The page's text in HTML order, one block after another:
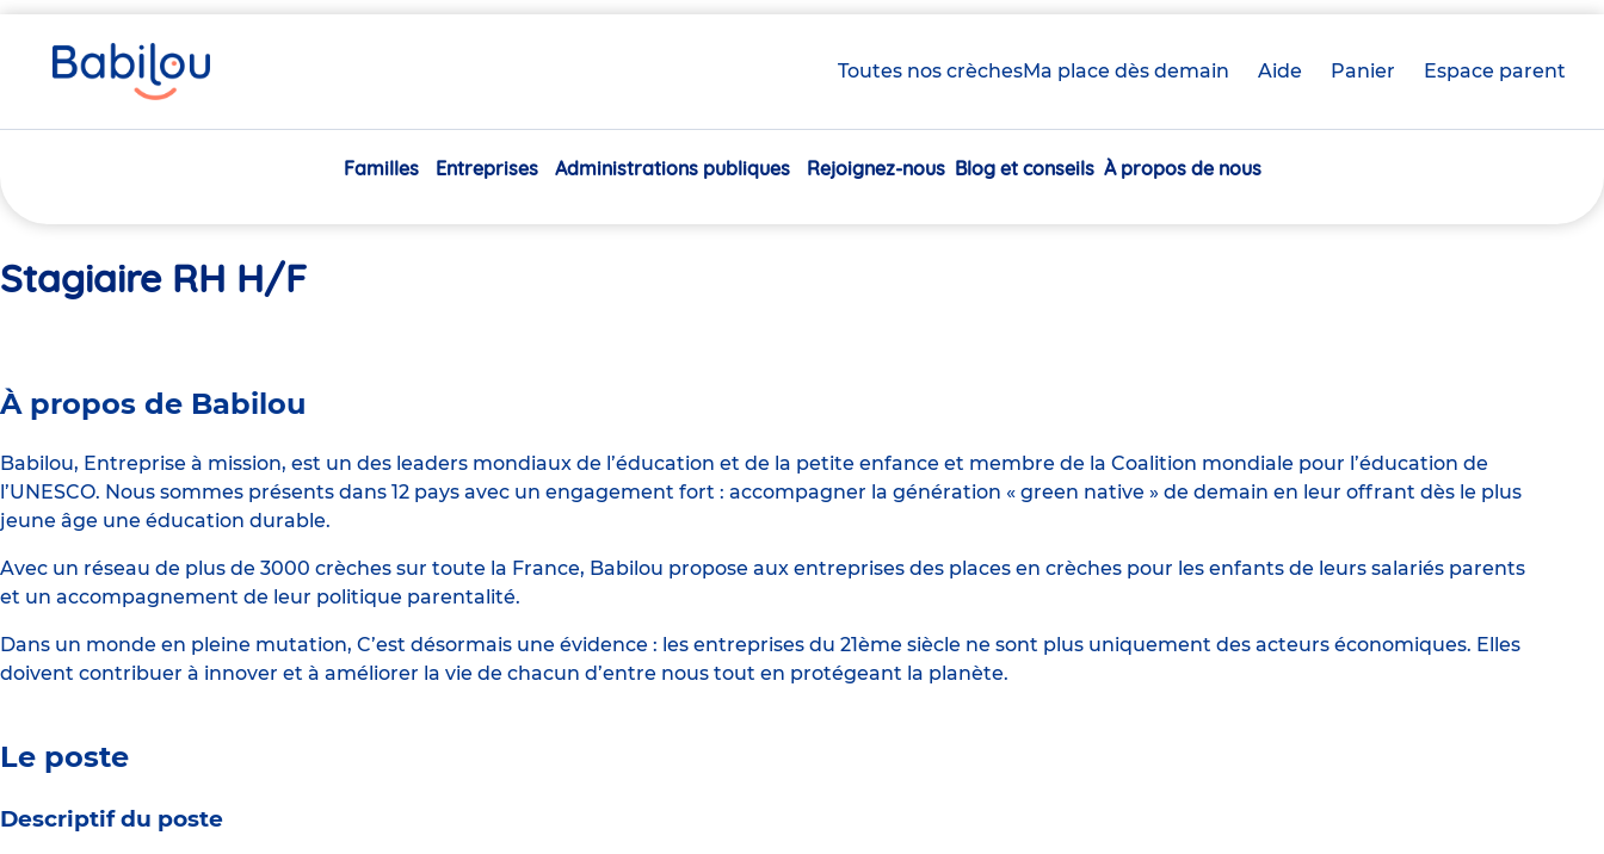
Toutes nos crèchesMa place dès demain Aide Panier crèche(s)
Espace parent
Navigation
Familles Entreprises Administrations publiques Rejoignez-nous Blog et conseils À propos de nous
êtes
ici
Stagiaire RH H/F
À propos de Babilou
Babilou, Entreprise à mission, est un des leaders mondiaux de l’éducation et de la petite enfance et membre de la Coalition mondiale pour l’éducation de
l’UNESCO. Nous sommes présents dans 12 pays avec un engagement fort : accompagner la génération « green native » de demain en leur offrant dès le plus
jeune âge une éducation durable.
Avec un réseau de plus de 3000 crèches sur toute la France, Babilou propose aux entreprises des places en crèches pour les enfants de leurs salariés parents
et un accompagnement de leur politique parentalité.
Dans un monde en pleine mutation, C’est désormais une évidence : les entreprises du 21ème siècle ne sont plus uniquement des acteurs économiques. Elles
doivent contribuer à innover et à améliorer la vie de chacun d’entre nous tout en protégeant la planète.
Le poste
Descriptif du poste